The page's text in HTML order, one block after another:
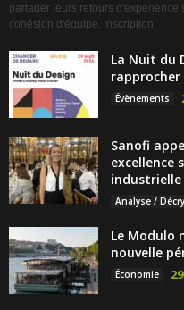
partager leurs retours
cohésion d'équipe. Inscription
La Nuit du
Évènements
Sanofi
excellence
industrielle
Analyse /
Le Modulo
nouvelle
Économie